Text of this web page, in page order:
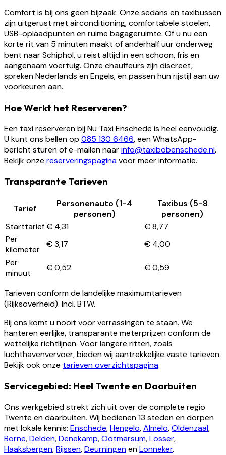
Comfort is bij ons geen bijzaak. Onze sedans en taxibussen
zijn uitgerust met airconditioning, comfortabele stoelen,
USB-oplaadpunten en ruime bagageruimte. Of u nu een
korte rit van 5 minuten maakt of anderhalf uur onderweg
bent naar Schiphol, u reist altijd in een schoon, fris en
aangenaam voertuig. Onze chauffeurs zijn discreet,
spreken Nederlands en Engels, en passen hun rijstijl aan uw
voorkeuren aan.
Hoe Werkt het Reserveren?
Een taxi reserveren bij Nu Taxi Enschede is heel eenvoudig.
U kunt ons bellen op 085 130 6466, een WhatsApp-
bericht sturen of e-mailen naarinfo@taxibobenschede.nl.
Bekijk onze reserveringspaginavoor meer informatie.
Transparante Tarieven
Tarief
Personenauto (1-4
personen)
Taxibus (5-8
personen)
Starttarief€ 4,31
€ 8,77
Per
kilometer
€ 3,17
€ 4,00
Per
minuut
€ 0,52 € 0,59
Tarieven conform de landelijke maximumtarieven
(Rijksoverheid). Incl. BTW.
Bij ons komt u nooit voor verrassingen te staan. We
hanteren eerlijke, transparante meterprijzen conform de
wettelijke richtlijnen. Voor langere ritten, zoals
luchthavenvervoer, bieden wij aantrekkelijke vaste tarieven.
Bekijk ook onze tarieven overzichtspagina.
Servicegebied: Heel Twente en Daarbuiten
Ons werkgebied strekt zich uit over de complete regio
Twente en daarbuiten. Wij bedienen 13 steden en dorpen
met lokale kennis: Enschede,Hengelo,Almelo,Oldenzaal,
Borne,Delden,Denekamp,Ootmarsum,Losser,
Haaksbergen,Rijssen,DeurningenenLonneker.